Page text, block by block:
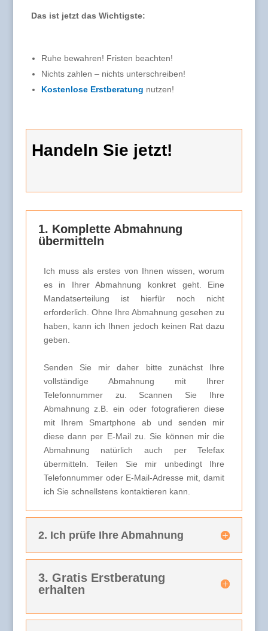
Das ist jetzt das Wichtigste:
Ruhe bewahren! Fristen beachten!
Nichts zahlen – nichts unterschreiben!
Kostenlose Erstberatung nutzen!
Handeln Sie jetzt!
1. Komplette Abmahnung
übermitteln
Ich muss als erstes von Ihnen wissen, worum
es in Ihrer Abmahnung konkret geht. Eine
Mandatserteilung ist hierfür noch nicht
erforderlich. Ohne Ihre Abmahnung gesehen zu
haben, kann ich Ihnen jedoch keinen Rat dazu
geben.
Senden Sie mir daher bitte zunächst Ihre
vollständige Abmahnung mit Ihrer
Telefonnummer zu. Scannen Sie Ihre
Abmahnung z.B. ein oder fotografieren diese
mit Ihrem Smartphone ab und senden mir
diese dann per E-Mail zu. Sie können mir die
Abmahnung natürlich auch per Telefax
übermitteln. Teilen Sie mir unbedingt Ihre
Telefonnummer oder E-Mail-Adresse mit, damit
ich Sie schnellstens kontaktieren kann.
2. Ich prüfe Ihre Abmahnung
3. Gratis Erstberatung
erhalten